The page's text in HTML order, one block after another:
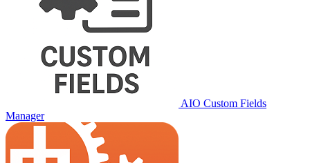
AIO Custom Fields
Manager